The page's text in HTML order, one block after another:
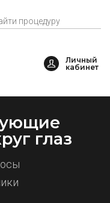
глаз